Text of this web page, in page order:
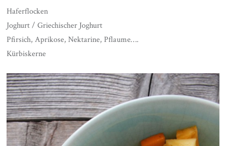
Haferflocken
Joghurt / Griechischer Joghurt
Pfirsich, Aprikose, Nektarine, Pflaume….
Kürbiskerne